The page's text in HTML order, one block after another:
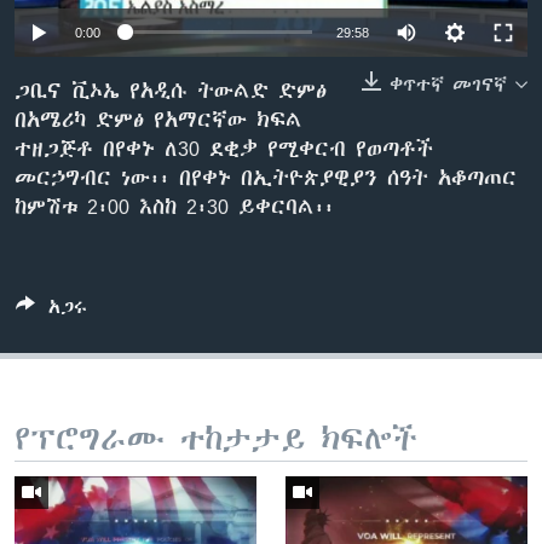
ቋንቋዎች
0:00 29:58
ቀጥተኛ መገናኛ
ጋቢና ቪኦኤ የአዲሱ ትውልድ ድምፅ
በአሜሪካ ድምፅ የአማርኛው ክፍል
ተዘጋጅቶ በየቀኑ ለ30 ደቂቃ የሚቀርብ የወጣቶች
መርኃግብር ነው፡፡ በየቀኑ በኢትዮጵያዊያን ሰዓት አቆጣጠር
ከምሽቱ 2፡00 እስከ 2፡30 ይቀርባል፡፡
አጋሩ
የፕሮግራሙ ተከታታይ ክፍሎች